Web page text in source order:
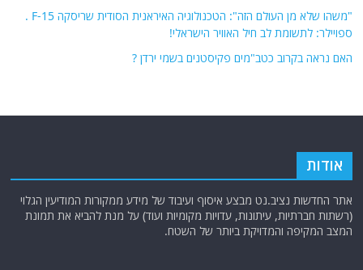
"משהו שלא מן העולם הזה": הטכנולוגיה האיראנית הסודית שריסקה F-15 .
ספויילר: לתשומת לב חיל האוויר הישראלי!
האם נראה בקרוב כטב"מים פקיסטנים בשמי ירדן ?
אודות
אתר החדשות נציב.נט מבצע איסוף ועיבוד של מידע ממקורות המודיעין הגלוי
(רשתות חברתיות, עיתונות, עדויות מקומיות ועוד) על מנת להביא את תמונת
המצב המקיפה והמדויקת ביותר של השטח.